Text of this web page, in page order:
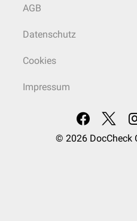
AGB
Datenschutz
Cookies
Impressum
© 2026 DocCheck